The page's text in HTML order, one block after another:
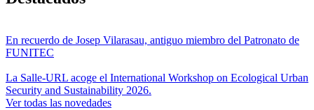
En recuerdo de Josep Vilarasau, antiguo miembro del Patronato de
FUNITEC
La Salle-URL acoge el International Workshop on Ecological Urban
Security and Sustainability 2026.
Ver todas las novedades